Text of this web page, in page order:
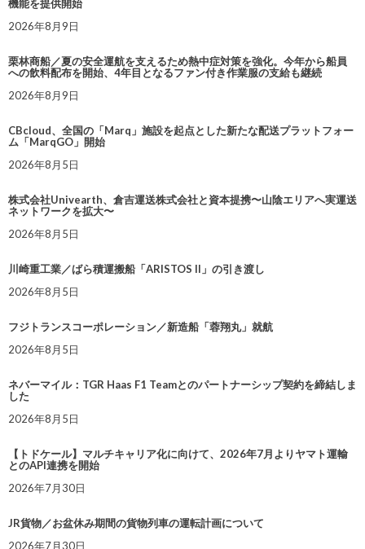
機能を提供開始
2026年8月9日
栗林商船／夏の安全運航を支えるため熱中症対策を強化。今年から船員
への飲料配布を開始、4年目となるファン付き作業服の支給も継続
2026年8月9日
CBcloud、全国の「Marq」施設を起点とした新たな配送プラットフォー
ム「MarqGO」開始
2026年8月5日
株式会社Univearth、倉吉運送株式会社と資本提携〜山陰エリアへ実運送
ネットワークを拡大〜
2026年8月5日
川崎重工業／ばら積運搬船「ARISTOS II」の引き渡し
2026年8月5日
フジトランスコーポレーション／新造船「蓉翔丸」就航
2026年8月5日
ネバーマイル：TGR Haas F1 Teamとのパートナーシップ契約を締結しま
した
2026年8月5日
【トドケール】マルチキャリア化に向けて、2026年7月よりヤマト運輸
とのAPI連携を開始
2026年7月30日
JR貨物／お盆休み期間の貨物列車の運転計画について
2026年7月30日